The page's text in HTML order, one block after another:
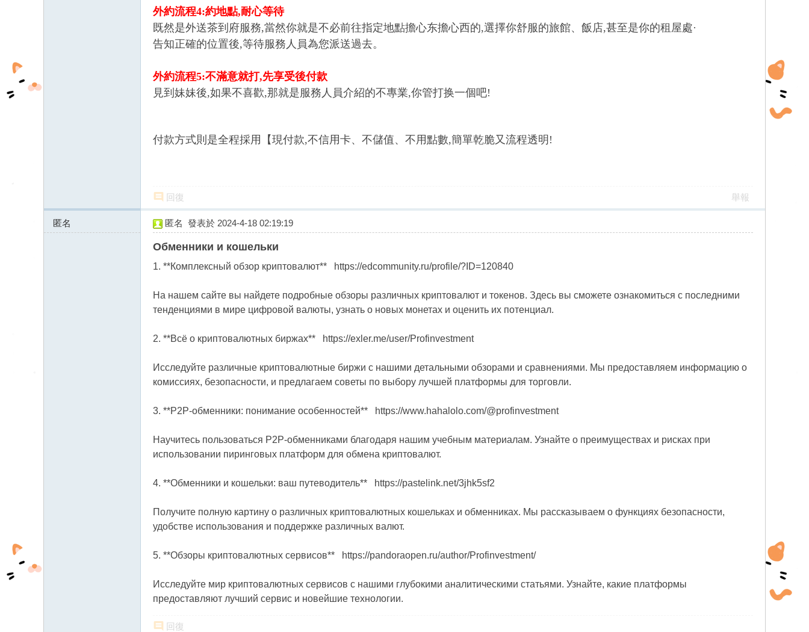
外約流程4:約地點,耐心等待
既然是外送茶到府服務,當然你就是不必前往指定地點擔心东擔心西的,選擇你舒服的旅館、飯店,甚至是你的租屋處·
告知正確的位置後,等待服務人員為您派送過去。
外約流程5:不滿意就打,先享受後付款
見到妹妹後,如果不喜歡,那就是服務人員介紹的不專業,你管打换一個吧!
付款方式則是全程採用【現付款,不信用卡、不儲值、不用點數,簡單乾脆又流程透明!
回復 舉報
匿名
185.231.153.x:61029
匿名 發表於 2024-4-18 02:19:19
Обменники и кошельки
1. **Комплексный обзор криптовалют** https://edcommunity.ru/profile/?ID=120840
На нашем сайте вы найдете подробные обзоры различных криптовалют и токенов. Здесь вы сможете ознакомиться с последними
тенденциями в мире цифровой валюты, узнать о новых монетах и оценить их потенциал.
2. **Всё о криптовалютных биржах** https://exler.me/user/Profinvestment
Исследуйте различные криптовалютные биржи с нашими детальными обзорами и сравнениями. Мы предоставляем информацию о
комиссиях, безопасности, и предлагаем советы по выбору лучшей платформы для торговли.
3. **P2P-обменники: понимание особенностей** https://www.hahalolo.com/@profinvestment
Научитесь пользоваться P2P-обменниками благодаря нашим учебным материалам. Узнайте о преимуществах и рисках при
использовании пиринговых платформ для обмена криптовалют.
4. **Обменники и кошельки: ваш путеводитель** https://pastelink.net/3jhk5sf2
Получите полную картину о различных криптовалютных кошельках и обменниках. Мы рассказываем о функциях безопасности,
удобстве использования и поддержке различных валют.
5. **Обзоры криптовалютных сервисов** https://pandoraopen.ru/author/Profinvestment/
Исследуйте мир криптовалютных сервисов с нашими глубокими аналитическими статьями. Узнайте, какие платформы
предоставляют лучший сервис и новейшие технологии.
回復